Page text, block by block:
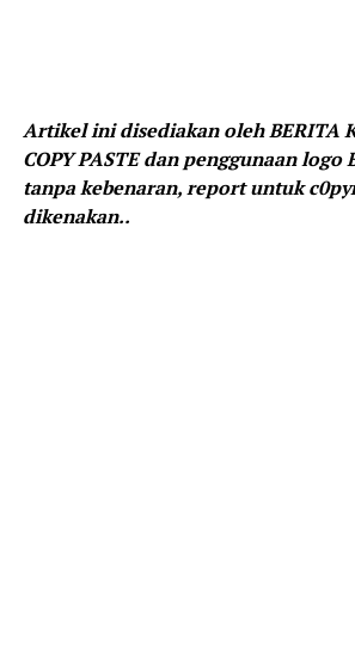
Artikel ini disediakan oleh BERITA
COPY PASTE dan penggunaan logo
tanpa kebenaran, report untuk
dikenakan..